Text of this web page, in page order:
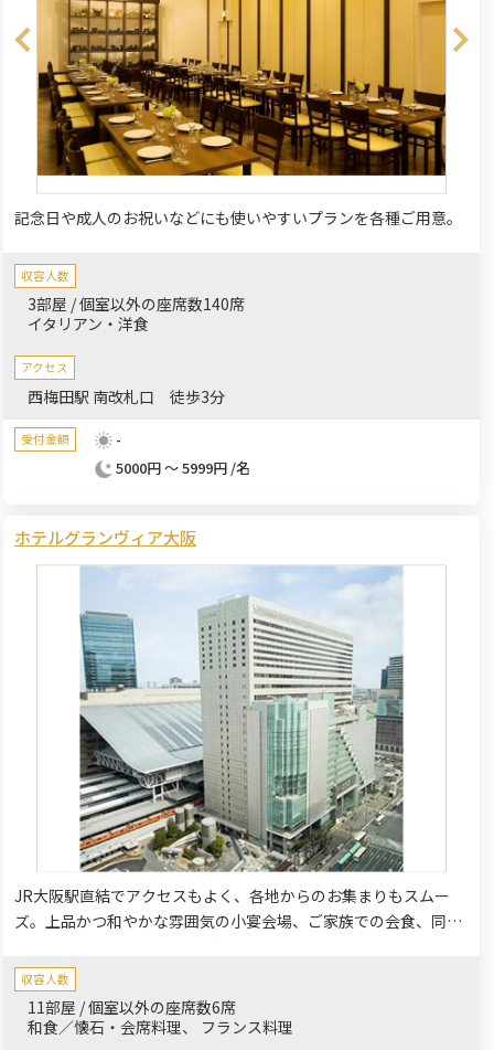
記念日や成人のお祝いなどにも使いやすいプランを各種ご用意。
収容人数
3部屋 / 個室以外の座席数140席
イタリアン・洋食
アクセス
西梅田駅 南改札口 徒歩3分
受付金額
-
5000円 ～ 5999円 /名
ホテルグランヴィア大阪
JR大阪駅直結でアクセスもよく、各地からのお集まりもスムー
ズ。上品かつ和やかな雰囲気の小宴会場、ご家族での会食、同窓
いをプロデュースいたします。
収容人数
11部屋 / 個室以外の座席数6席
和食／懐石・会席料理
フランス料理